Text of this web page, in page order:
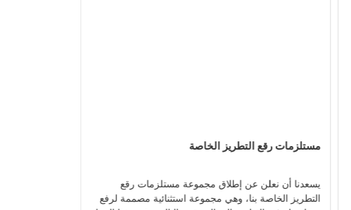
مستلزمات رقع التطريز الخاصة
يسعدنا أن نعلن عن إطلاق مجموعة مستلزمات رقع
التطريز الخاصة بنا، وهي مجموعة استثنائية مصممة لرفع